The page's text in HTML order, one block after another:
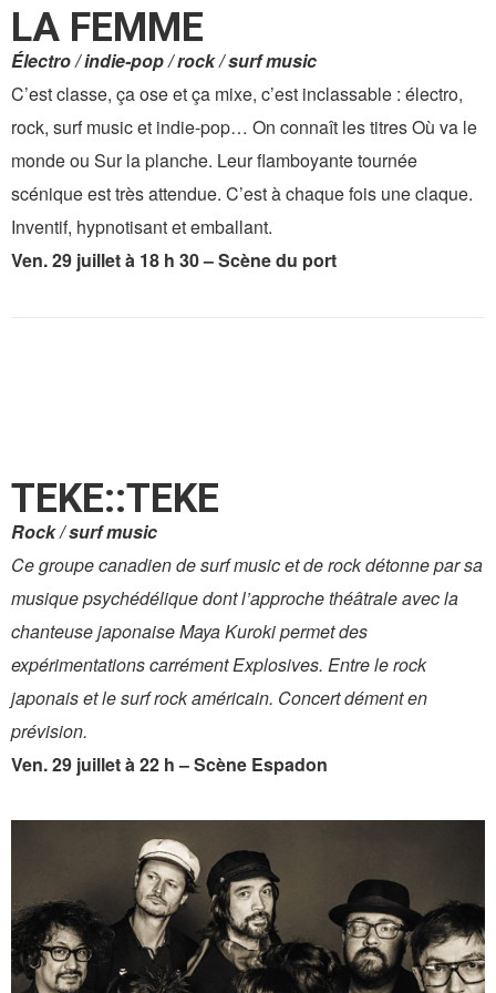
LA FEMME
Électro / indie-pop / rock / surf music
C’est classe, ça ose et ça mixe, c’est inclassable : électro,
rock, surf music et indie-pop… On connaît les titres Où va le
monde ou Sur la planche. Leur flamboyante tournée
scénique est très attendue. C’est à chaque fois une claque.
Inventif, hypnotisant et emballant.
Ven. 29 juillet à 18 h 30 – Scène du port
TEKE::TEKE
Rock / surf music
Ce groupe canadien de surf music et de rock détonne par sa
musique psychédélique dont l’approche théâtrale avec la
chanteuse japonaise Maya Kuroki permet des
expérimentations carrément Explosives. Entre le rock
japonais et le surf rock américain. Concert dément en
prévision.
Ven. 29 juillet à 22 h – Scène Espadon